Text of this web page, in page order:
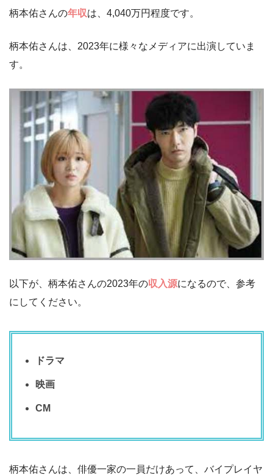
柄本佑さんの年収は、4,040万円程度です。
柄本佑さんは、2023年に様々なメディアに出演していま
す。
以下が、柄本佑さんの2023年の収入源になるので、参考
にしてください。
ドラマ
映画
CM
柄本佑さんは、俳優一家の一員だけあって、バイプレイヤ